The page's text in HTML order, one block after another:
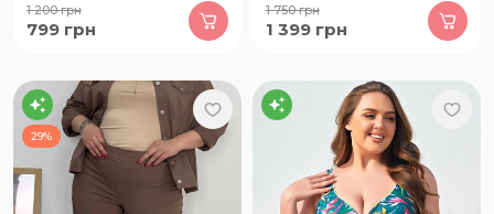
1 200грн
799 грн
1 750грн
1 399 грн
29%